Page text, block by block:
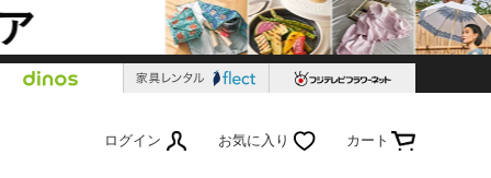
ログイン お気に入り カート